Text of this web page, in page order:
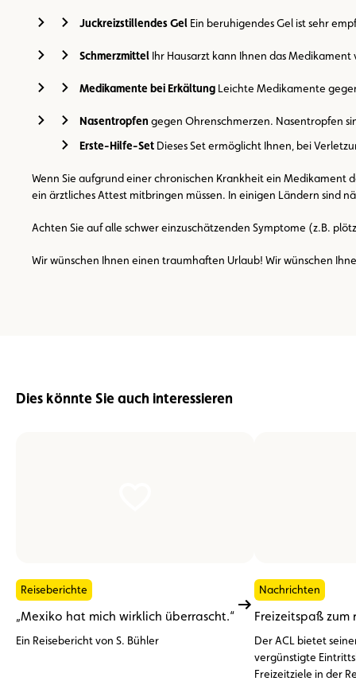
Juckreizstillendes Gel Ein beruhigendes Gel ist sehr
Schmerzmittel Ihr Hausarzt kann Ihnen das
Medikamente bei Erkältung Leichte Medikamente
Nasentropfen gegen Ohrenschmerzen. Nasentropfen
Erste-Hilfe-Set Dieses Set ermöglicht Ihnen, bei
Wenn Sie aufgrund einer chronischen Krankheit ein Medikament
ein ärztliches Attest mitbringen müssen. In einigen Ländern sind
Achten Sie auf alle schwer einzuschätzenden Symptome (z.B.
Wir wünschen Ihnen einen traumhaften Urlaub! Wir wünschen
Dies könnte Sie auch interessieren
Reiseberichte
„Mexiko hat mich wirklich überrascht.“
Ein Reisebericht von S. Bühler
Nachrichten
Freizeitspaß zum
Der ACL bietet
vergünstigte
Freizeitziele in der